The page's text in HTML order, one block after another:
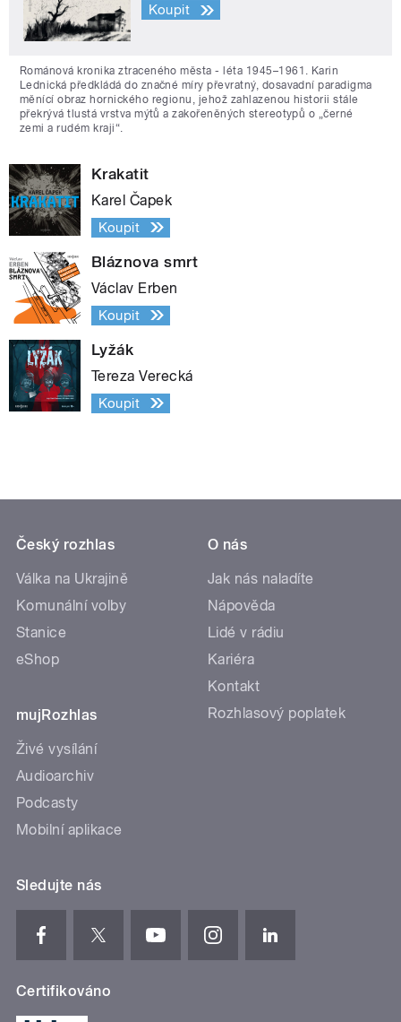
Koupit
Románová kronika ztraceného města - léta 1945–1961. Karin
Lednická předkládá do značné míry převratný, dosavadní paradigma
měnící obraz hornického regionu, jehož zahlazenou historii stále
překrývá tlustá vrstva mýtů a zakořeněných stereotypů o „černé
zemi a rudém kraji“.
Krakatit
Karel Čapek
Koupit
Bláznova smrt
Václav Erben
Koupit
Lyžák
Tereza Verecká
Koupit
Český rozhlas
Válka na Ukrajině
Komunální volby
Stanice
eShop
mujRozhlas
Živé vysílání
Audioarchiv
Podcasty
Mobilní aplikace
O nás
Jak nás naladíte
Nápověda
Lidé v rádiu
Kariéra
Kontakt
Rozhlasový poplatek
Sledujte nás
Certifikováno